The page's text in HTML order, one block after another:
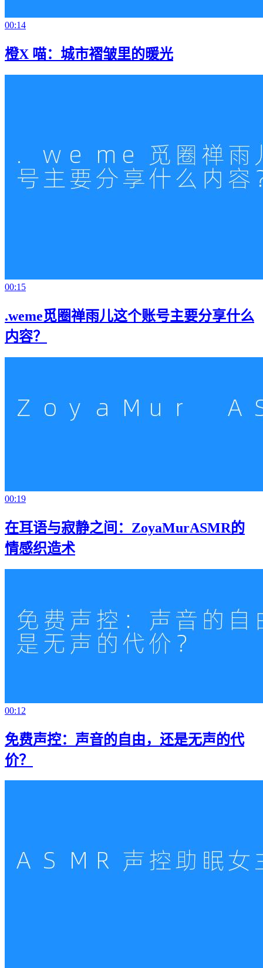
00:14
橙X 喵：城市褶皱里的暖光
00:15
.weme觅圈禅雨儿这个账号主要分享什么
内容？
00:19
在耳语与寂静之间：ZoyaMurASMR的
情感织造术
00:12
免费声控：声音的自由，还是无声的代
价？